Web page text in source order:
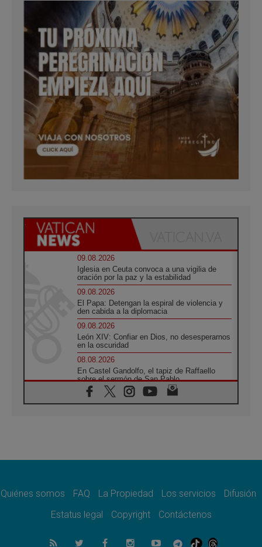
09.08.2026
Iglesia en Ceuta convoca a una vigilia de
oración por la paz y la estabilidad
09.08.2026
El Papa: Detengan la espiral de violencia y
den cabida a la diplomacia
09.08.2026
León XIV: Confiar en Dios, no desesperarnos
en la oscuridad
08.08.2026
En Castel Gandolfo, el tapiz de Raffaello
sobre el sermón de San Pablo
08.08.2026
En Colombia, «la paz no se compra con una
08.08.2026
08.08.2026
del Buen Consejo de Genazzano
Filipinas: el Vicariato Apostólico de Calapán
Quiénes somos FAQ La Propiedad Los servicios
Difusión
Estatus legal
Copyright Contáctenos